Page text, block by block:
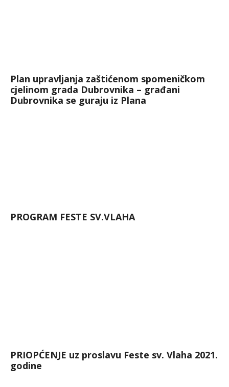
Plan upravljanja zaštićenom spomeničkom
cjelinom grada Dubrovnika – građani
Dubrovnika se guraju iz Plana
PROGRAM FESTE SV.VLAHA
PRIOPĆENJE uz proslavu Feste sv. Vlaha 2021.
godine